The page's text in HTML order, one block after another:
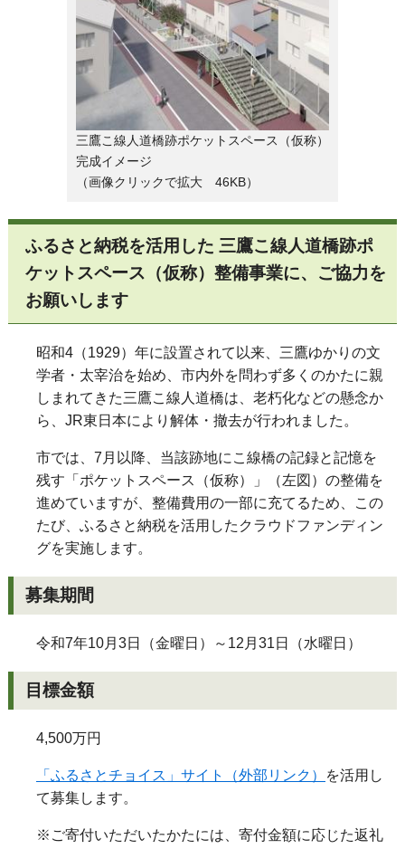
三鷹こ線人道橋跡ポケットスペース（仮称）
完成イメージ
（画像クリックで拡大 46KB）
ふるさと納税を活用した 三鷹こ線人道橋跡ポ
ケットスペース（仮称）整備事業に、ご協力を
お願いします
昭和4（1929）年に設置されて以来、三鷹ゆかりの文
学者・太宰治を始め、市内外を問わず多くのかたに親
しまれてきた三鷹こ線人道橋は、老朽化などの懸念か
ら、 JR東日本により解体・撤去が行われました。
市では、7月以降、当該跡地にこ線橋の記録と記憶を
残す「ポケットスペース（仮称）」（左図）の整備を
進めていますが、整備費用の一部に充てるため、この
たび、ふるさと納税を活用したクラウドファンディン
グを実施します。
募集期間
令和7年10月3日（金曜日）～12月31日（水曜日）
目標金額
4,500万円
「ふるさとチョイス」サイト（外部リンク）
を活用し
て募集します。
※ご寄付いただいたかたには、寄付金額に応じた返礼